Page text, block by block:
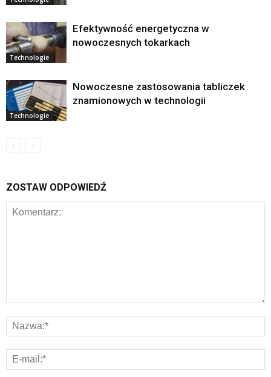
Technologie
Efektywność energetyczna w
nowoczesnych tokarkach
Technologie
Nowoczesne zastosowania tabliczek
znamionowych w technologii
ZOSTAW ODPOWIEDŹ